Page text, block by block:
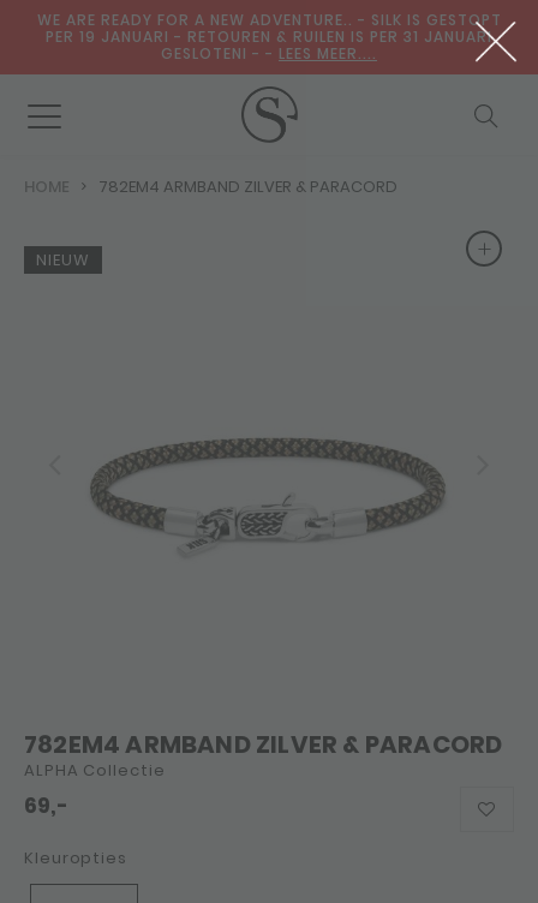
WE ARE READY FOR A NEW ADVENTURE.. - SILK IS GESTOPT
PER 19 JANUARI - RETOUREN & RUILEN IS PER 31 JANUARI
GESLOTENI - - LEES MEER....
HOME 782EM4 ARMBAND ZILVER & PARACORD
NIEUW +
782EM4 ARMBAND ZILVER & PARACORD
ALPHA Collectie
69,-
Kleuropties